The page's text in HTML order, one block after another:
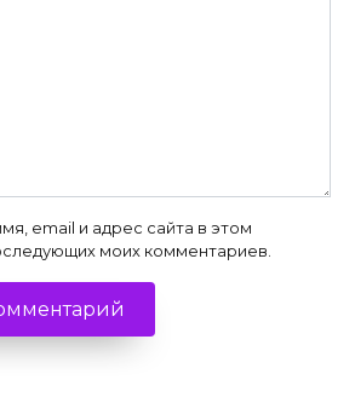
email и адрес сайта в этом
моих комментариев.